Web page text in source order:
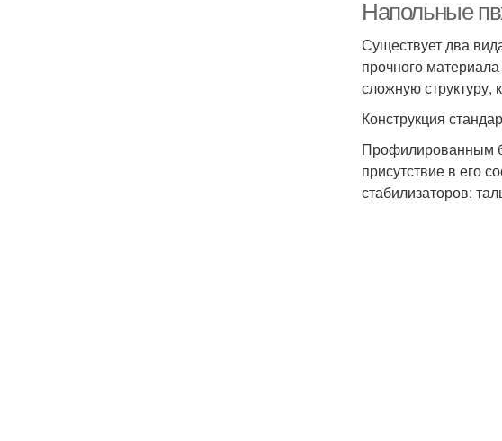
Напольные
Существует два
прочного
сложную структуру,
Конструкция
Профилированным
присутствие в его
стабилизаторов: